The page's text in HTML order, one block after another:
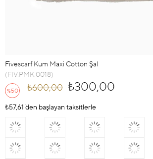
Fivescarf Kum Maxi Cotton Şal
(FIV.PMK.0018)
%50
İndirim
₺600,00 ₺300,00
₺57,61 `den başlayan taksitlerle